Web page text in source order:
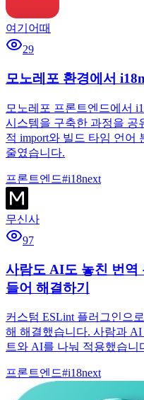
여기어때
29
모노레포 환경에서
모노레포 프론트엔드에서
시스템을 구축한 과정을 공
적 import와 빌드 타임 언어
줄였습니다.
프론트엔드#i18next
무신사
97
사람도 AI도 놓친 번역
들어 해결하기
커스텀 ESLint 플러그인으
해 해결했습니다. 사람과
트와 AI를 나눠 적용했습니
프론트엔드#i18next